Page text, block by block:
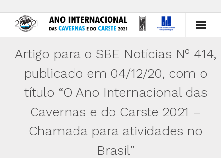
Histórico
Atividades
Animal do Ano
Você
Artigo para o SBE Notícias Nº 414,
publicado em 04/12/20, com o
título “O Ano Internacional das
Cavernas e do Carste 2021 –
Chamada para atividades no
Brasil”